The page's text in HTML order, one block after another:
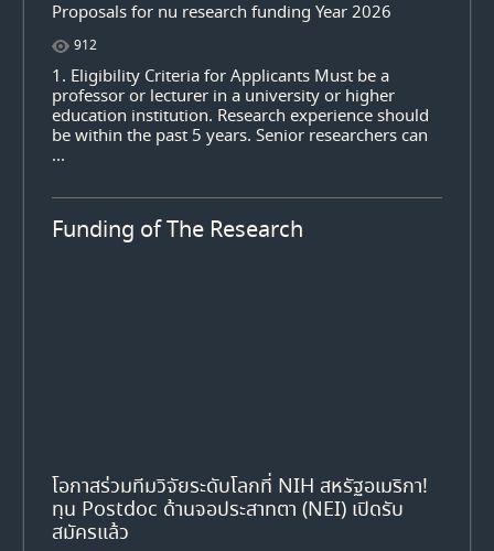
Proposals for nu research funding Year 2026
912
1. Eligibility Criteria for Applicants Must be a
professor or lecturer in a university or higher
education institution. Research experience should
be within the past 5 years. Senior researchers can
...
Funding of The Research
โอกาสร่วมทีมวิจัยระดับโลกที่ NIH สหรัฐอเมริกา!
ทุน Postdoc ด้านจอประสาทตา (NEI) เปิดรับ
สมัครแล้ว